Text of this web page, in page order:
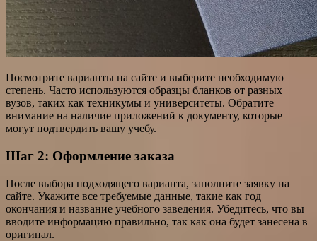
Посмотрите варианты на сайте и выберите необходимую
степень. Часто используются образцы бланков от разных
вузов, таких как техникумы и университеты. Обратите
внимание на наличие приложений к документу, которые
могут подтвердить вашу учебу.
Шаг 2: Оформление заказа
После выбора подходящего варианта, заполните заявку на
сайте. Укажите все требуемые данные, такие как год
окончания и название учебного заведения. Убедитесь, что вы
вводите информацию правильно, так как она будет занесена в
оригинал.